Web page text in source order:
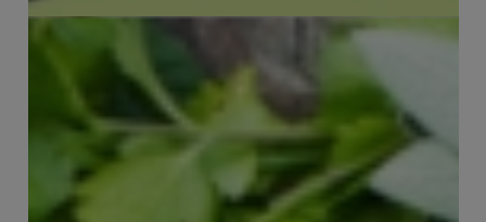
Vakantieland Italië: recepten om
PuurGezond van te genieten